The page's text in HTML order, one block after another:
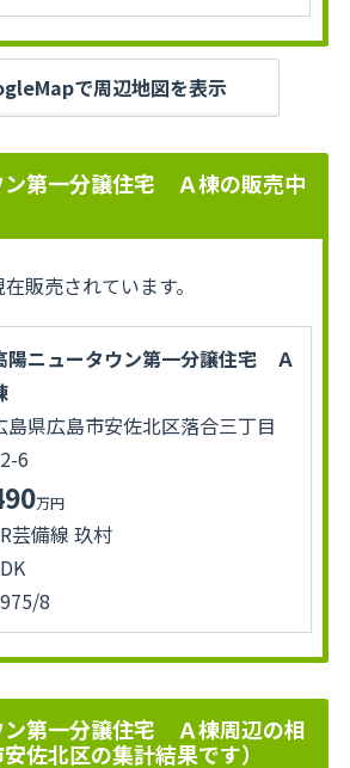
で周辺地図を表示
ン第一分譲住宅 Ａ棟の販売中
販売されています。
陽ニュータウン第一分譲住宅 Ａ
島県広島市安佐北区落合三丁目
6
万円
芸備線 玖村
8
ン第一分譲住宅 Ａ棟周辺の相
佐北区の集計結果です）